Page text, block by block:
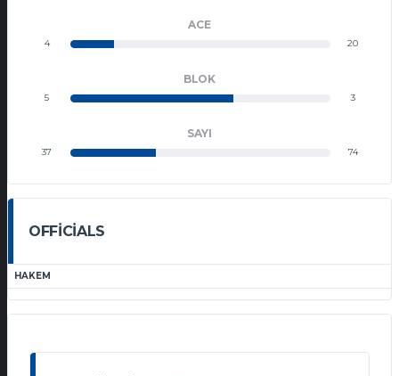
ACE
4 20
BLOK
5 3
SAYI
37 74
OFFICIALS
HAKEM